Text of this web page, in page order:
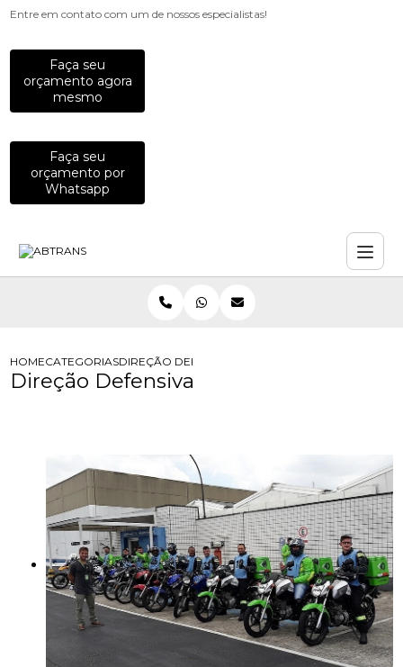
Entre em contato com um de nossos especialistas!
Faça seu
orçamento agora
mesmo
Faça seu
orçamento por
Whatsapp
HOMECATEGORIASDIREÇÃO DEFENSIVA
Direção Defensiva